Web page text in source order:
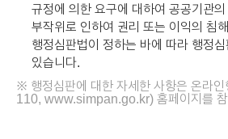
규정에 의한 요구에 대하여 공공기관
부작위로 인하여 권리 또는 이익의 침
행정심판법이 정하는 바에 따라 행정
있습니다.
※ 행정심판에 대한 자세한 사항은 온라인
110, www.simpan.go.kr) 홈페이지를